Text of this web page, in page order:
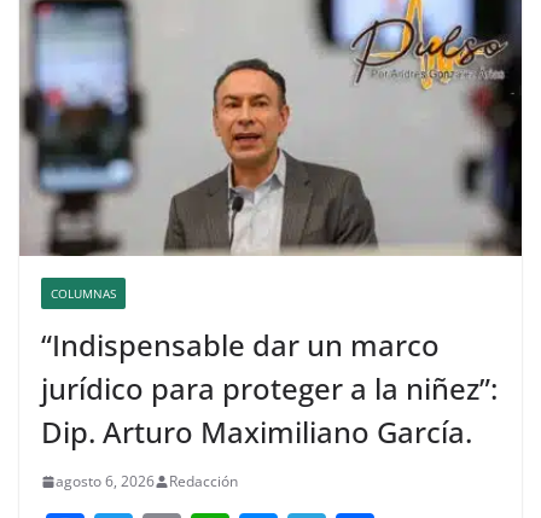
COLUMNAS
“Indispensable dar un marco
jurídico para proteger a la niñez”:
Dip. Arturo Maximiliano García.
agosto 6, 2026 Redacción